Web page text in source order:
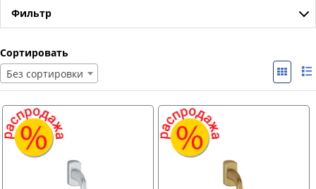
Фильтр
Сортировать
Без сортировки